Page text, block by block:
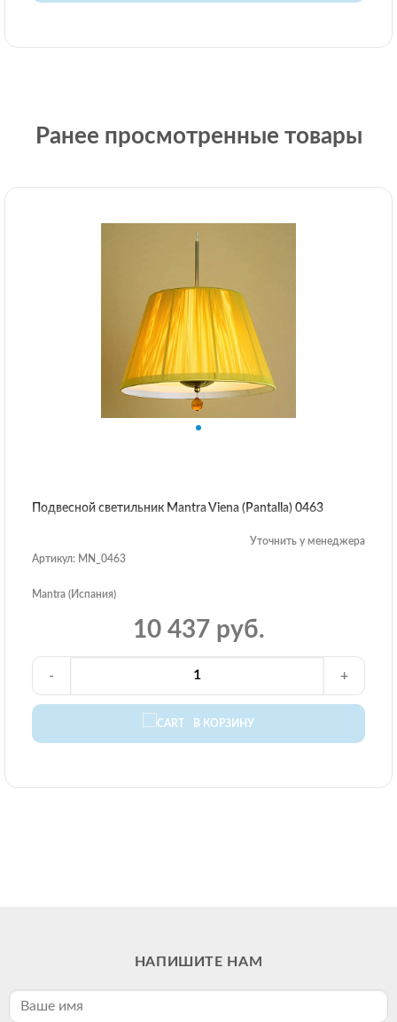
Ранее просмотренные товары
Подвесной светильник Mantra Viena (Pantalla) 0463
Уточнить у менеджера
Артикул: MN_0463
Mantra (Испания)
10 437 руб.
В КОРЗИНУ
- +
НАПИШИТЕ НАМ